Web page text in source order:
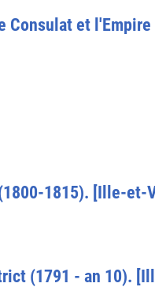
et
1815). [Ille-et-
(1791 - an 10).